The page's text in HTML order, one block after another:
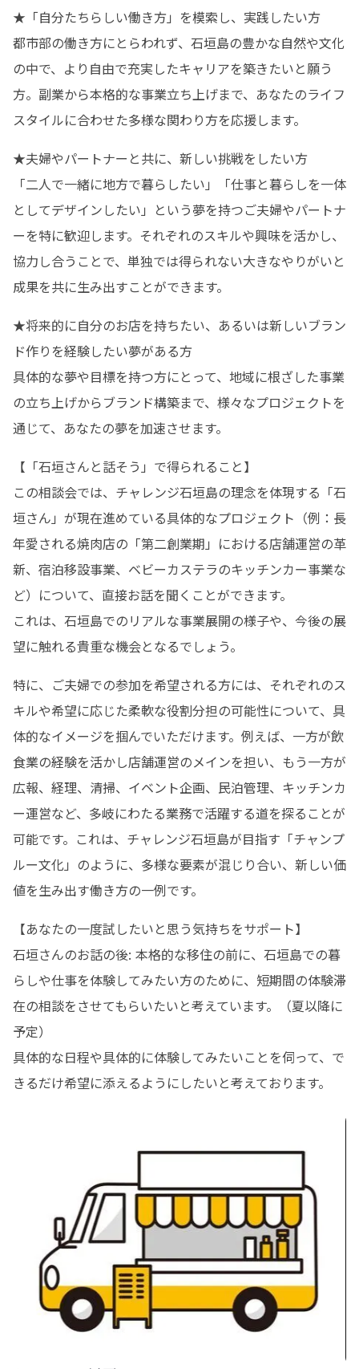
★「自分たちらしい働き方」を模索し、実践したい方
都市部の働き方にとらわれず、石垣島の豊かな自然や文化
の中で、より自由で充実したキャリアを築きたいと願う
方。副業から本格的な事業立ち上げまで、あなたのライフ
スタイルに合わせた多様な関わり方を応援します。
★夫婦やパートナーと共に、新しい挑戦をしたい方
「二人で一緒に地方で暮らしたい」「仕事と暮らしを一体
としてデザインしたい」という夢を持つご夫婦やパートナ
ーを特に歓迎します。それぞれのスキルや興味を活かし、
協力し合うことで、単独では得られない大きなやりがいと
成果を共に生み出すことができます。
★将来的に自分のお店を持ちたい、あるいは新しいブラン
ド作りを経験したい夢がある方
具体的な夢や目標を持つ方にとって、地域に根ざした事業
の立ち上げからブランド構築まで、様々なプロジェクトを
通じて、あなたの夢を加速させます。
【「石垣さんと話そう」で得られること】
この相談会では、チャレンジ石垣島の理念を体現する「石
垣さん」が現在進めている具体的なプロジェクト（例：長
年愛される焼肉店の「第二創業期」における店舗運営の革
新、宿泊移設事業、ベビーカステラのキッチンカー事業な
ど）について、直接お話を聞くことができます。
これは、石垣島でのリアルな事業展開の様子や、今後の展
望に触れる貴重な機会となるでしょう。
特に、ご夫婦での参加を希望される方には、それぞれのス
キルや希望に応じた柔軟な役割分担の可能性について、具
体的なイメージを掴んでいただけます。例えば、一方が飲
食業の経験を活かし店舗運営のメインを担い、もう一方が
広報、経理、清掃、イベント企画、民泊管理、キッチンカ
ー運営など、多岐にわたる業務で活躍する道を探ることが
可能です。これは、チャレンジ石垣島が目指す「チャンプ
ルー文化」のように、多様な要素が混じり合い、新しい価
値を生み出す働き方の一例です。
【あなたの一度試したいと思う気持ちをサポート】
石垣さんのお話の後: 本格的な移住の前に、石垣島での暮
らしや仕事を体験してみたい方のために、短期間の体験滞
在の相談をさせてもらいたいと考えています。（夏以降に
予定）
具体的な日程や具体的に体験してみたいことを伺って、で
きるだけ希望に添えるようにしたいと考えております。